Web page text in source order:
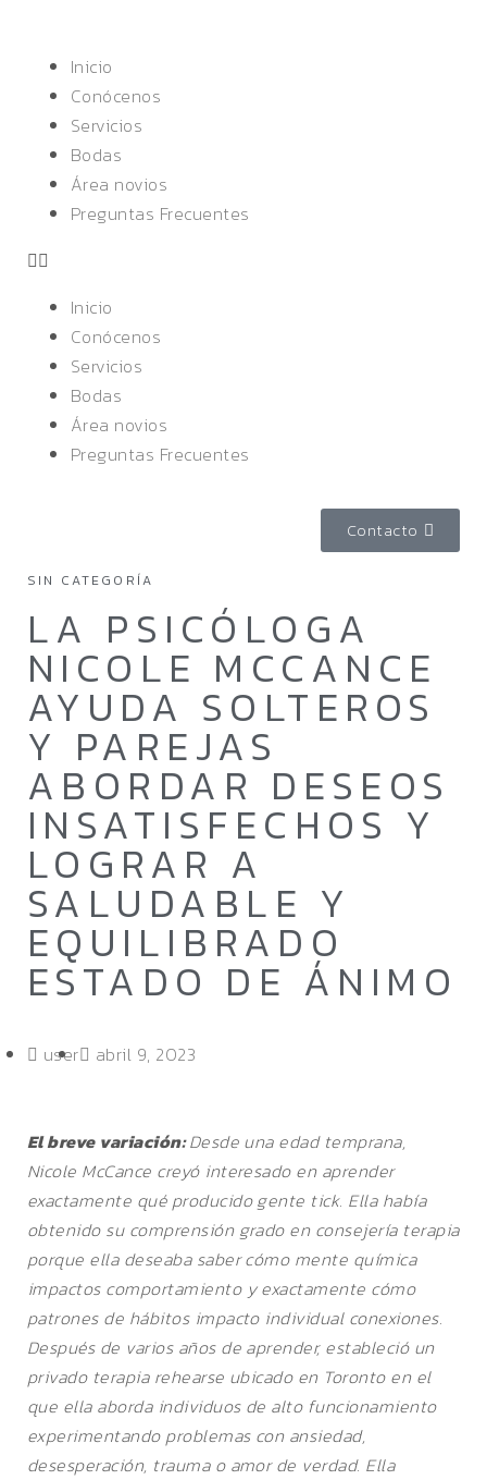
Inicio
Conócenos
Servicios
Bodas
Área novios
Preguntas Frecuentes
Inicio
Conócenos
Servicios
Bodas
Área novios
Preguntas Frecuentes
Contacto
SIN CATEGORÍA
LA PSICÓLOGA
NICOLE MCCANCE
AYUDA SOLTEROS
Y PAREJAS
ABORDAR DESEOS
INSATISFECHOS Y
LOGRAR A
SALUDABLE Y
EQUILIBRADO
ESTADO DE ÁNIMO
user abril 9, 2023
El breve variación:Desde una edad temprana,
Nicole McCance creyó interesado en aprender
exactamente qué producido gente tick. Ella había
obtenido su comprensión grado en consejería terapia
porque ella deseaba saber cómo mente química
impactos comportamiento y exactamente cómo
patrones de hábitos impacto individual conexiones.
Después de varios años de aprender, estableció un
privado terapia rehearse ubicado en Toronto en el
que ella aborda individuos de alto funcionamiento
experimentando problemas con ansiedad,
desesperación, trauma o amor de verdad. Ella